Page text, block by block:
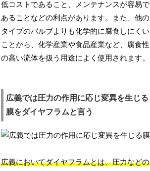
低コストであること、メンテナンスが容易で
あることなどの利点があります。また、他の
タイプのバルブよりも化学的に腐食しにくい
ことから、化学産業や食品産業など、腐食性
の高い流体を扱う用途によく使用されます。
広義では圧力の作用に応じ変異を生じる
膜をダイヤフラムと言う
広義においてダイヤフラムとは、圧力などの